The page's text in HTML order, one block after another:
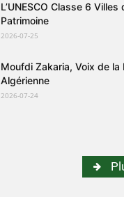
L’UNESCO Classe 6
Patrimoine
2026-07-25
Moufdi Zakaria, Voix de la
Algérienne
2026-07-24